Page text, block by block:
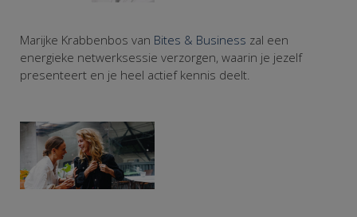
Marijke Krabbenbos van Bites & Business zal een
energieke netwerksessie verzorgen, waarin je jezelf
presenteert en je heel actief kennis deelt.